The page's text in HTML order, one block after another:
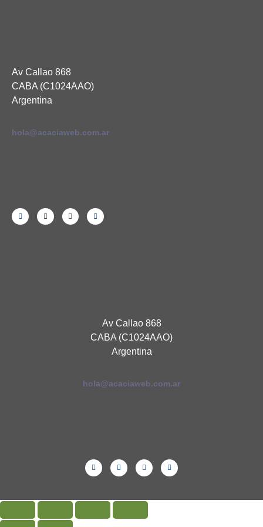
Av Callao 868
CABA (C1024AAO)
Argentina
hola@acaciaweb.com.ar
Av Callao 868
CABA (C1024AAO)
Argentina
hola@acaciaweb.com.ar